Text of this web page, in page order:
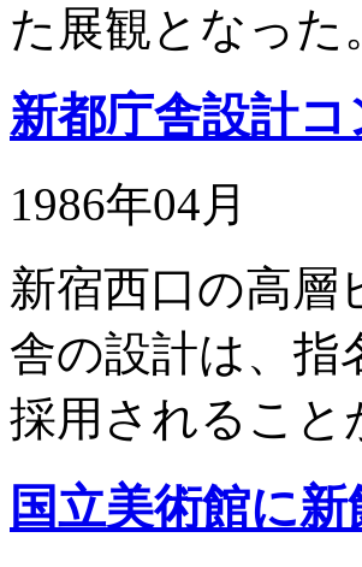
た展観となった
新都庁舎設計
1986年04月
新宿西口の高層
舎の設計は、指
採用されること
国立美術館に